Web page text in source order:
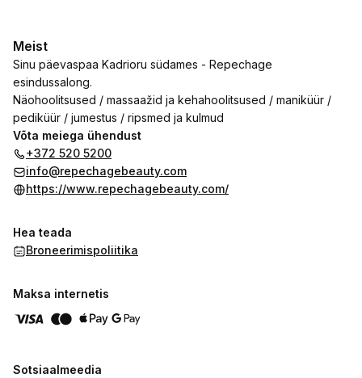
Meist
Sinu päevaspaa Kadrioru südames - Repechage
esindussalong.
Näohoolitsused / massaažid ja kehahoolitsused / maniküür /
pediküür / jumestus / ripsmed ja kulmud
Võta meiega ühendust
+372 520 5200
info@repechagebeauty.com
https://www.repechagebeauty.com/
Hea teada
Broneerimispoliitika
Maksa internetis
Sotsiaalmeedia